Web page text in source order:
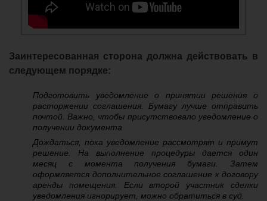
Заинтересованная сторона должна действовать в
следующем порядке:
Подготовить уведомление о принятии решения о
расторжении соглашения. Бумагу лучше отправить
почтой. Важно, чтобы присутствовало уведомление о
получении документа.
Дождаться, пока уведомление рассмотрят и примут
решение. На выполнение процедуры дается один
месяц с момента получения бумаги. Затем
оформляется дополнительное соглашение к договору
аренды помещения. Если второй участник сделки
уведомления игнорирует, можно обратиться в суд.